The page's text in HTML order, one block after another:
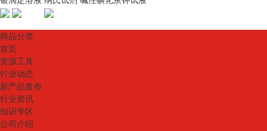
商品分类
首页
资源工具
行业动态
新产品发布
行业资讯
知识专区
公司介绍